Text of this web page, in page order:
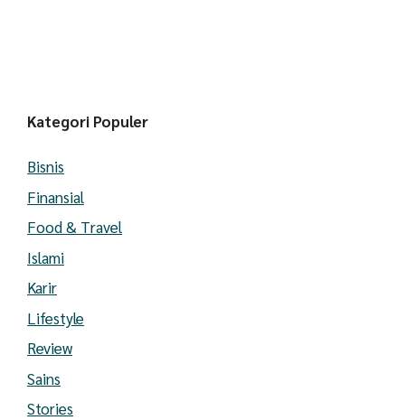
Kategori Populer
Bisnis
Finansial
Food & Travel
Islami
Karir
Lifestyle
Review
Sains
Stories